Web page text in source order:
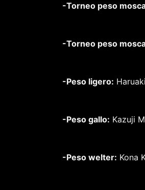
-Torneo peso
-Torneo peso
-Peso ligero:
-Peso gallo: Kazuji
-Peso welter: Kona